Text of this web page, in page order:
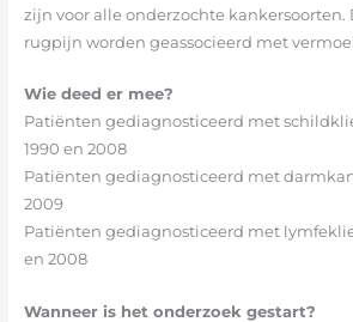
zijn voor alle onderzochte kankersoorten.
rugpijn worden geassocieerd met
Wie deed er mee?
Patiënten gediagnosticeerd met
1990 en 2008
Patiënten gediagnosticeerd met
2009
Patiënten gediagnosticeerd met
en 2008
Wanneer is het onderzoek gestart?